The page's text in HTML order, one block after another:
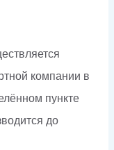
компании в
пункте
до